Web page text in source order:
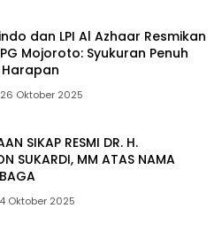
dan LPI Al Azhaar Resmikan
Mojoroto: Syukuran Penuh
26 Oktober 2025
SIKAP RESMI DR. H.
SUKARDI, MM ATAS NAMA
Oktober 2025